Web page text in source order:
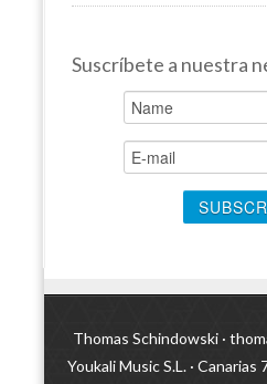
Suscríbete a nuestra
Thomas Schindowski ·
Youkali Music S.L. ·